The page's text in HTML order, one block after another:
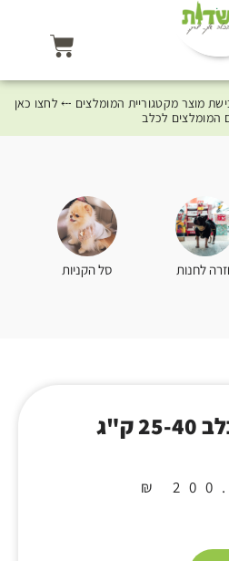
מוצר מקטגוריית המומלצים ⤎ לחצו כאן
המומלצים לכלב
לחנות סל הקניות
ק"ג
₪